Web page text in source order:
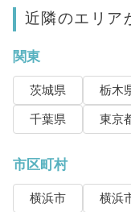
近隣のエリア
関東
茨城県 栃木
千葉県
東京
市区町村
横浜市 横浜